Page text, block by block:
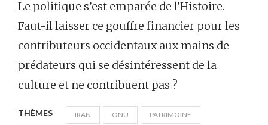
Le politique s’est emparée de l’Histoire.
Faut-il laisser ce gouffre financier pour les
contributeurs occidentaux aux mains de
prédateurs qui se désintéressent de la
culture et ne contribuent pas ?
THÈMES IRAN ONU PATRIMOINE